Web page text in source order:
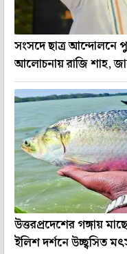
সংসদে ছাত্র আন্দোলনে
আলোচনায় রাজি শাহ,
উত্তরপ্রদেশের গঙ্গায়
ইলিশ দর্শনে উচ্ছ্বসিত